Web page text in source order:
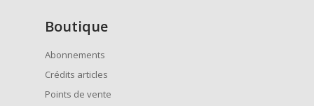
Boutique
Abonnements
Crédits articles
Points de vente